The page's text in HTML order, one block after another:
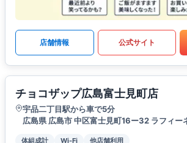
店舗情報 公式サイト
チョコザップ広島富士見町店
宇品二丁目駅から車で5分
広島県 広島市 中区富士見町16ー32 ラフィー
体組成計 Wi-Fi 他店舗利用